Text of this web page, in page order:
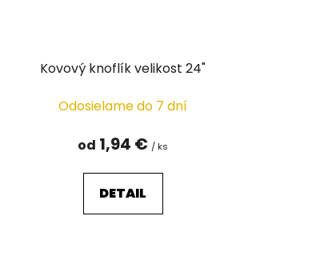
Kovový knoflík velikost 24"
Odosielame do 7 dní
od 1,94 € / ks
DETAIL